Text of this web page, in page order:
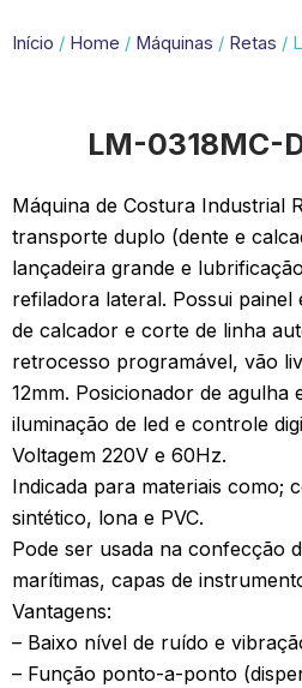
Início / Home / Máquinas / Retas /
LM-0318MC-
Máquina de Costura Industrial
transporte duplo (dente e
lançadeira grande e
refiladora lateral. Possui painel
de calcador e corte de linha
retrocesso programável, vão
12mm. Posicionador de agulha
iluminação de led e controle
Voltagem 220V e 60Hz.
Indicada para materiais como;
sintético, lona e PVC.
Pode ser usada na confecção
marítimas, capas de
Vantagens:
– Baixo nível de ruído e
– Função ponto-a-ponto